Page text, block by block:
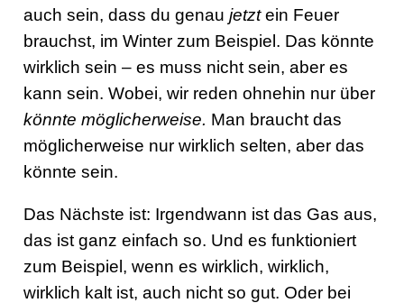
auch sein, dass du genaujetztein Feuer
brauchst, im Winter zum Beispiel. Das könnte
wirklich sein – es muss nicht sein, aber es
kann sein. Wobei, wir reden ohnehin nur über
könnte möglicherweise. Man braucht das
möglicherweise nur wirklich selten, aber das
könnte sein.
Das Nächste ist: Irgendwann ist das Gas aus,
das ist ganz einfach so. Und es funktioniert
zum Beispiel, wenn es wirklich, wirklich,
wirklich kalt ist, auch nicht so gut. Oder bei